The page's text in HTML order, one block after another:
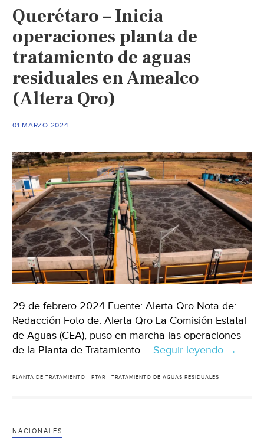
en
la
rehabilitación
del
colector
(Lja.mx)
Querétaro – Inicia
operaciones planta de
tratamiento de aguas
residuales en Amealco
(Altera Qro)
01 MARZO 2024
29 de febrero 2024 Fuente: Alerta Qro Nota de:
Redacción Foto de: Alerta Qro La Comisión Estatal
de Aguas (CEA), puso en marcha las operaciones
de la Planta de Tratamiento … Seguir leyendo →
PLANTA DE TRATAMIENTO PTAR TRATAMIENTO DE AGUAS RESIDUALES
NACIONALES